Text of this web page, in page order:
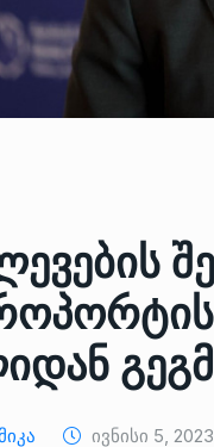
Ივნისი 5, 2023
7
8
9